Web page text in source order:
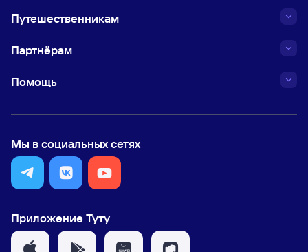
Путешественникам
Партнёрам
Помощь
Мы в социальных сетях
Приложение Туту